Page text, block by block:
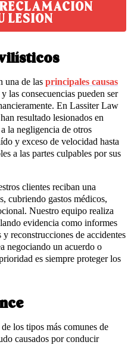
LESION
una de las principales causas
las consecuencias pueden ser
En Lassiter Law
resultado lesionados en
la negligencia de otros
y exceso de velocidad hasta
a las partes culpables por sus
clientes reciban una
cubriendo gastos médicos,
Nuestro equipo realiza
evidencia como informes
reconstrucciones de accidentes
negociando un acuerdo o
es siempre proteger los
los tipos más comunes de
causados por conducir